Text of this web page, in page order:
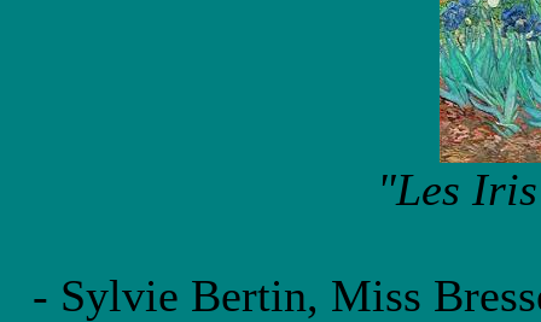
"Les
- Sylvie Bertin, Miss